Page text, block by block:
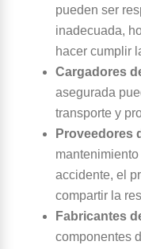
pueden ser
inadecuada,
hacer cumplir
Cargadores
asegurada
transporte y
Proveedores
accidente, el
compartir la
Fabricantes
componentes